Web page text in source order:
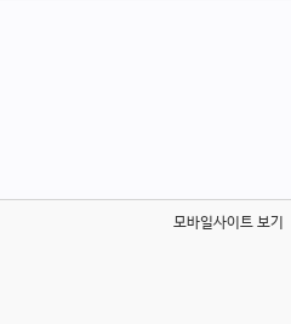
모바일사이트 보기